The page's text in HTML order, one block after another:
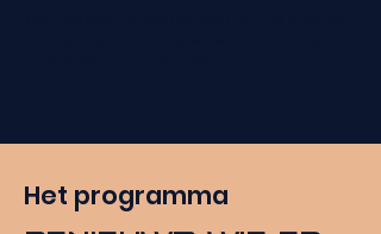
Het programma